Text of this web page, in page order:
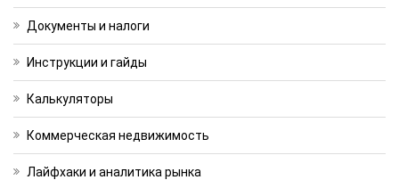
Документы и налоги
Инструкции и гайды
Калькуляторы
Коммерческая недвижимость
Лайфхаки и аналитика рынка